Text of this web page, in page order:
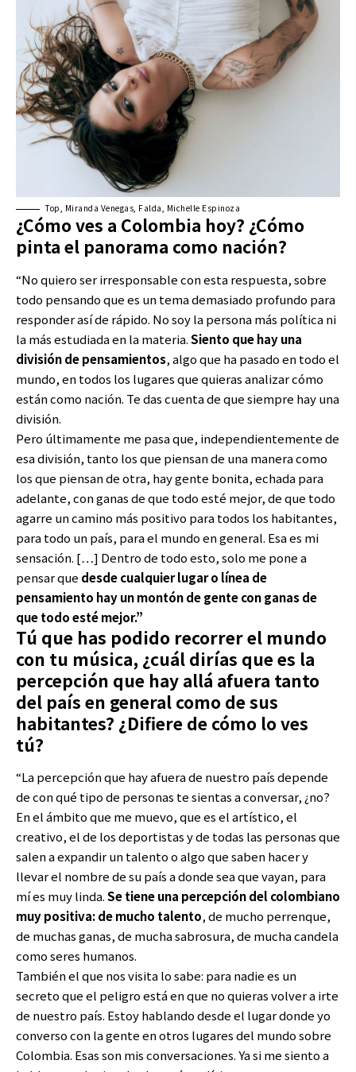
Top, Miranda Venegas, Falda, Michelle Espinoza
¿Cómo ves a Colombia hoy? ¿Cómo
pinta el panorama como nación?
“No quiero ser irresponsable con esta respuesta, sobre
todo pensando que es un tema demasiado profundo para
responder así de rápido. No soy la persona más política ni
la más estudiada en la materia.Siento que hay una
división de pensamientos, algo que ha pasado en todo el
mundo, en todos los lugares que quieras analizar cómo
están como nación. Te das cuenta de que siempre hay una
división.
Pero últimamente me pasa que, independientemente de
esa división, tanto los que piensan de una manera como
los que piensan de otra, hay gente bonita, echada para
adelante, con ganas de que todo esté mejor, de que todo
agarre un camino más positivo para todos los habitantes,
para todo un país, para el mundo en general. Esa es mi
sensación. […] Dentro de todo esto, solo me pone a
pensar que desde cualquier lugar o línea de
pensamiento hay un montón de gente con ganas de
que todo esté mejor.”
Tú que has podido recorrer el mundo
con tu música, ¿cuál dirías que es la
percepción que hay allá afuera tanto
del país en general como de sus
habitantes? ¿Difiere de cómo lo ves
tú?
“La percepción que hay afuera de nuestro país depende
de con qué tipo de personas te sientas a conversar, ¿no?
En el ámbito que me muevo, que es el artístico, el
creativo, el de los deportistas y de todas las personas que
salen a expandir un talento o algo que saben hacer y
llevar el nombre de su país a donde sea que vayan, para
mí es muy linda.Se tiene una percepción del colombiano
muy positiva: de mucho talento, de mucho perrenque,
de muchas ganas, de mucha sabrosura, de mucha candela
como seres humanos.
También el que nos visita lo sabe: para nadie es un
secreto que el peligro está en que no quieras volver a irte
de nuestro país. Estoy hablando desde el lugar donde yo
converso con la gente en otros lugares del mundo sobre
Colombia. Esas son mis conversaciones. Ya si me siento a